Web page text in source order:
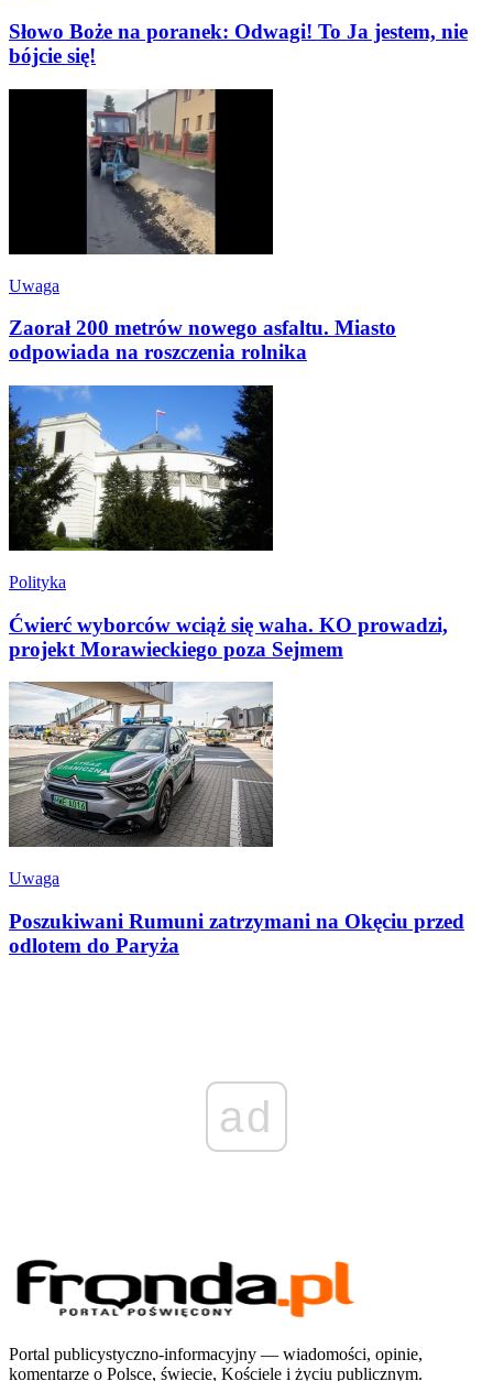
Słowo Boże na poranek: Odwagi! To Ja jestem, nie
bójcie się!
Uwaga
Zaorał 200 metrów nowego asfaltu. Miasto
odpowiada na roszczenia rolnika
Polityka
Ćwierć wyborców wciąż się waha. KO prowadzi,
projekt Morawieckiego poza Sejmem
Uwaga
Poszukiwani Rumuni zatrzymani na Okęciu przed
odlotem do Paryża
ad
Portal publicystyczno-informacyjny — wiadomości, opinie,
komentarze o Polsce, świecie, Kościele i życiu publicznym.